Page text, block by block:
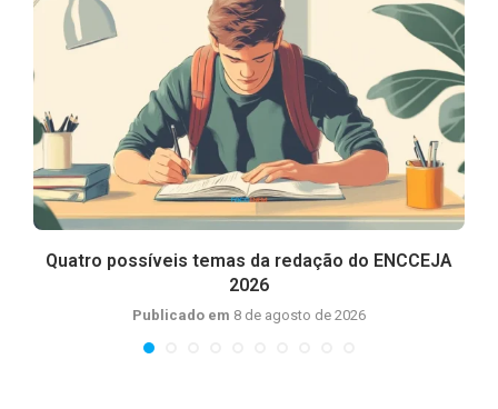
Quatro possíveis temas da redação do ENCCEJA
2026
Publicado em 8 de agosto de 2026